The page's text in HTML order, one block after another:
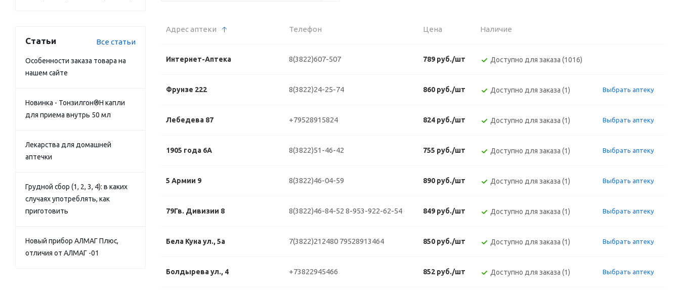
Адрес аптеки Телефон Цена Наличие
Интернет-Аптека 8(3822)607-507 789 руб./шт Доступно для заказа (1016)
Фрунзе 222 8(3822)24-25-74 860 руб./шт Доступно для заказа (1) Выбрать аптеку
Лебедева 87 +79528915824 824 руб./шт Доступно для заказа (1) Выбрать аптеку
1905 года 6А 8(3822)51-46-42 755 руб./шт Доступно для заказа (1) Выбрать аптеку
5 Армии 9 8(3822)46-04-59 890 руб./шт Доступно для заказа (1) Выбрать аптеку
79Гв. Дивизии 8 8(3822)46-84-52 8-953-922-62-54 849 руб./шт Доступно для заказа (1) Выбрать аптеку
Бела Куна ул., 5а 7(3822)212480 79528913464 850 руб./шт Доступно для заказа (1) Выбрать аптеку
Болдырева ул., 4 +73822945466 852 руб./шт Доступно для заказа (1) Выбрать аптеку
Статьи Все статьи
Особенности заказа товара на
нашем сайте
Новинка - Тонзилгон®Н капли
для приема внутрь 50 мл
Лекарства для домашней
аптечки
Грудной сбор (1, 2, 3, 4): в каких
случаях употреблять, как
приготовить
Новый прибор АЛМАГ Плюс,
отличия от АЛМАГ -01